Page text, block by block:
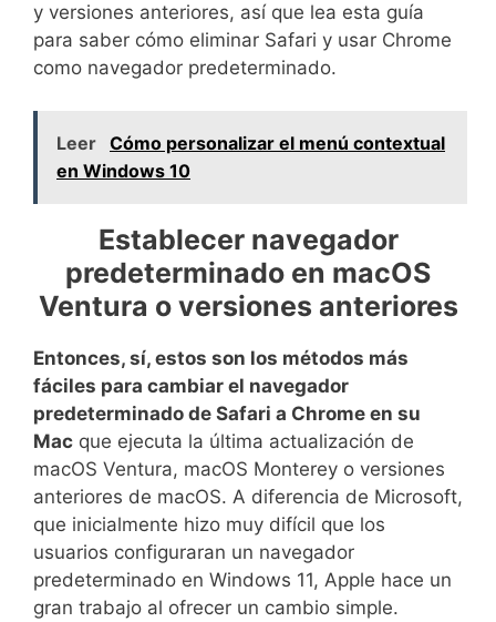
y versiones anteriores, así que lea esta guía
para saber cómo eliminar Safari y usar Chrome
como navegador predeterminado.
Leer Cómo personalizar el menú contextual
en Windows 10
Establecer navegador
predeterminado en macOS
Ventura o versiones anteriores
Entonces, sí, estos son los métodos más
fáciles para cambiar el navegador
predeterminado de Safari a Chrome en su
Mac que ejecuta la última actualización de
macOS Ventura, macOS Monterey o versiones
anteriores de macOS. A diferencia de Microsoft,
que inicialmente hizo muy difícil que los
usuarios configuraran un navegador
predeterminado en Windows 11, Apple hace un
gran trabajo al ofrecer un cambio simple.